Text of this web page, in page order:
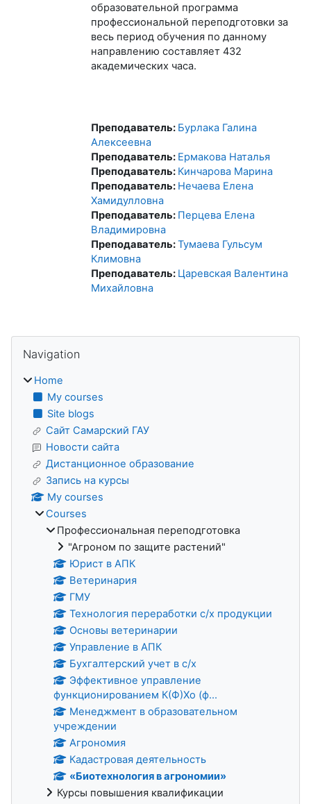
образовательной программа
профессиональной переподготовки за
весь период обучения по данному
направлению составляет 432
академических часа.
Преподаватель: Бурлака Галина
Алексеевна
Преподаватель: Ермакова Наталья
Преподаватель: Кинчарова Марина
Преподаватель: Нечаева Елена
Хамидулловна
Преподаватель: Перцева Елена
Владимировна
Преподаватель:Тумаева Гульсум
Климовна
Преподаватель: Царевская Валентина
Михайловна
Blocks
Navigation
Home
My courses
Site blogs
Сайт Самарский ГАУ
Новости сайта
Дистанционное образование
Запись на курсы
My courses
Courses
Профессиональная переподготовка
"Агроном по защите растений"
Юрист в АПК
Ветеринария
ГМУ
Технология переработки с/х продукции
Основы ветеринарии
Управление в АПК
Бухгалтерский учет в с/х
Эффективное управление
функционированием К(Ф)Хо (ф...
Менеджмент в образовательном
учреждении
Агрономия
Кадастровая деятельность
«Биотехнология в агрономии»
Курсы повышения квалификации